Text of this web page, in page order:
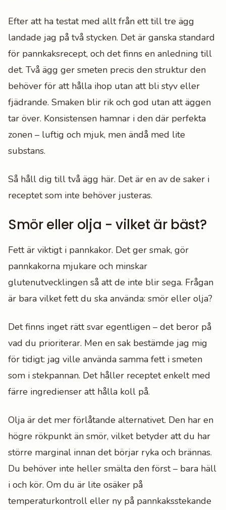
Efter att ha testat med allt från ett till tre ägg
landade jag på två stycken. Det är ganska standard
för pannkaksrecept, och det finns en anledning till
det. Två ägg ger smeten precis den struktur den
behöver för att hålla ihop utan att bli styv eller
fjädrande. Smaken blir rik och god utan att äggen
tar över. Konsistensen hamnar i den där perfekta
zonen – luftig och mjuk, men ändå med lite
substans.
Så håll dig till två ägg här. Det är en av de saker i
receptet som inte behöver justeras.
Smör eller olja - vilket är bäst?
Fett är viktigt i pannkakor. Det ger smak, gör
pannkakorna mjukare och minskar
glutenutvecklingen så att de inte blir sega. Frågan
är bara vilket fett du ska använda: smör eller olja?
Det finns inget rätt svar egentligen – det beror på
vad du prioriterar. Men en sak bestämde jag mig
för tidigt: jag ville använda samma fett i smeten
som i stekpannan. Det håller receptet enkelt med
färre ingredienser att hålla koll på.
Olja är det mer förlåtande alternativet. Den har en
högre rökpunkt än smör, vilket betyder att du har
större marginal innan det börjar ryka och brännas.
Du behöver inte heller smälta den först – bara häll
i och kör. Om du är lite osäker på
temperaturkontroll eller ny på pannkaksstekande